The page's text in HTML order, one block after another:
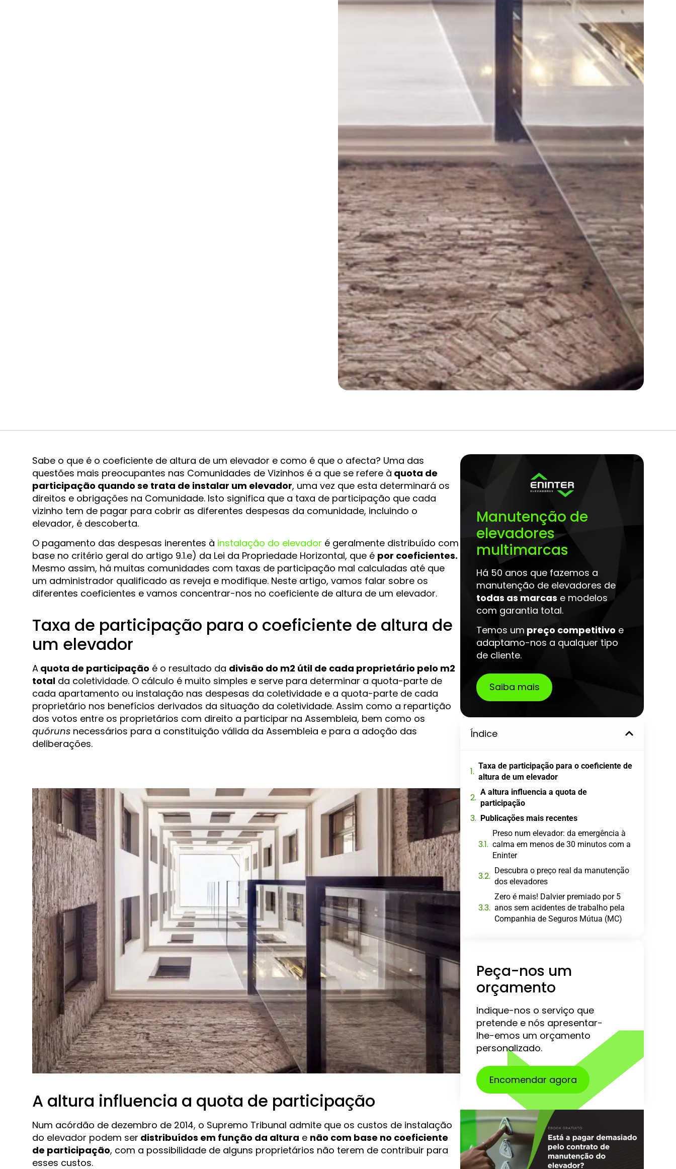
Sabe o que é o coeficiente de altura de um elevador e como é que o afecta? Uma das
questões mais preocupantes nas Comunidades de Vizinhos é a que se refere à quota de
participação quando se trata de instalar um elevador, uma vez que esta determinará os
direitos e obrigações na Comunidade. Isto significa que a taxa de participação que cada
vizinho tem de pagar para cobrir as diferentes despesas da comunidade, incluindo o
elevador, é descoberta.
O pagamento das despesas inerentes à instalação do elevador é geralmente distribuído com
base no critério geral do artigo 9.1.e) da Lei da Propriedade Horizontal, que é por coeficientes.
Mesmo assim, há muitas comunidades com taxas de participação mal calculadas até que
um administrador qualificado as reveja e modifique. Neste artigo, vamos falar sobre os
diferentes coeficientes e vamos concentrar-nos no coeficiente de altura de um elevador.
Taxa de participação para o coeficiente de altura de
um elevador
A quota de participação é o resultado da divisão do m2 útil de cada proprietário pelo m2
total da coletividade. O cálculo é muito simples e serve para determinar a quota-parte de
cada apartamento ou instalação nas despesas da coletividade e a quota-parte de cada
proprietário nos benefícios derivados da situação da coletividade. Assim como a repartição
dos votos entre os proprietários com direito a participar na Assembleia, bem como os
quóruns necessários para a constituição válida da Assembleia e para a adoção das
deliberações.
A altura influencia a quota de participação
Num acórdão de dezembro de 2014, o Supremo Tribunal admite que os custos de instalação
do elevador podem ser distribuídos em função da altura e não com base no coeficiente
de participação, com a possibilidade de alguns proprietários não terem de contribuir para
esses custos.
Manutenção de
elevadores
multimarcas
Há 50 anos que fazemos a
manutenção de elevadores de
todas as marcas e modelos
com garantia total.
Temos um preço competitivo e
adaptamo-nos a qualquer tipo
de cliente.
Saiba mais
Índice
Taxa de participação para o coeficiente de
altura de um elevador
A altura influencia a quota de
participação
Publicações mais recentes
Preso num elevador: da emergência à
calma em menos de 30 minutos com a
Eninter
Descubra o preço real da manutenção
dos elevadores
Zero é mais! Dalvier premiado por 5
anos sem acidentes de trabalho pela
Companhia de Seguros Mútua (MC)
Peça-nos um
orçamento
Indique-nos o serviço que
pretende e nós apresentar-
lhe-emos um orçamento
personalizado.
Encomendar agora